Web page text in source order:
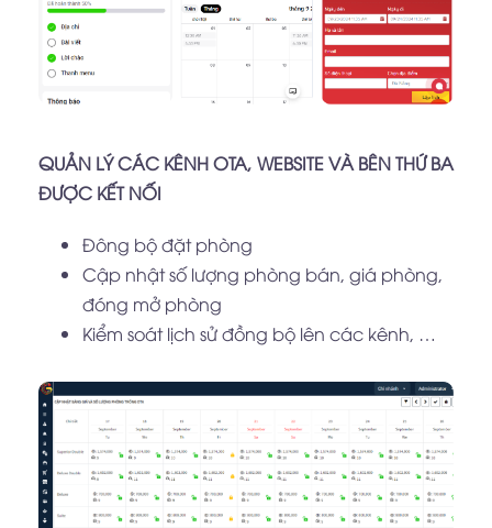
QUẢN LÝ CÁC KÊNH OTA, WEBSITE VÀ BÊN THỨ BA
ĐƯỢC KẾT NỐI
Đông bộ đặt phòng
Cập nhật số lượng phòng bán, giá phòng,
đóng mở phòng
Kiểm soát lịch sử đồng bộ lên các kênh, …